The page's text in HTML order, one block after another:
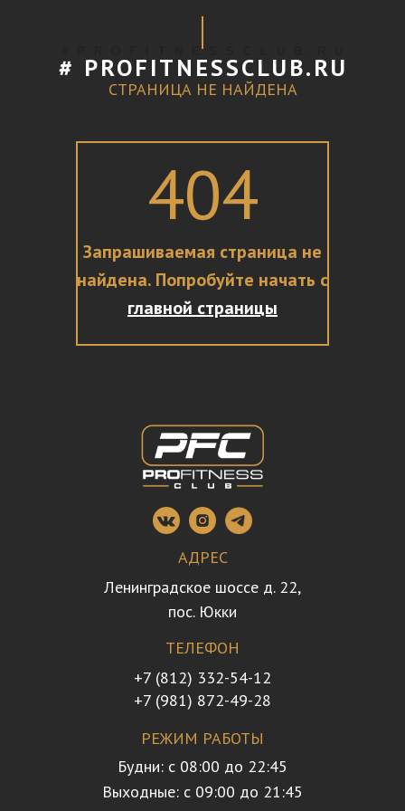
404
Запрашиваемая страница не
найдена. Попробуйте начать с
главной страницы
# P R O F I T N E S S C L U B. R U
СТРАНИЦА НЕ НАЙДЕНА
# PROFITNESSCLUB.RU
ТЕЛЕФОН
+7 (812) 332-54-12
+7 (981) 872-49-28
РЕЖИМ РАБОТЫ
Будни: с 08:00 до 22:45
Выходные: с 09:00 до 21:45
АДРЕС
Ленинградское шоссе д. 22,
пос. Юкки